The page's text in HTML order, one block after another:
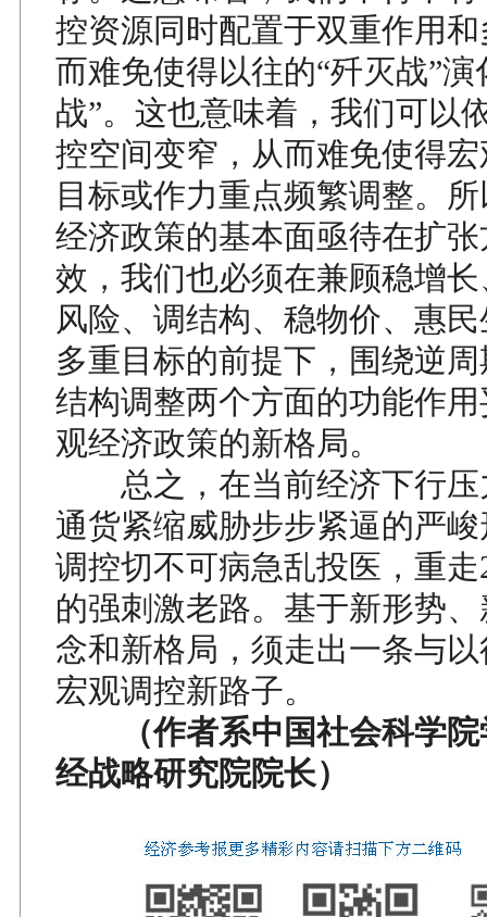
控资源同时配置于双重作用
而难免使得以往的“歼灭战”演
战”。这也意味着，我们可以
控空间变窄，从而难免使得
目标或作力重点频繁调整。
经济政策的基本面亟待在扩
效，我们也必须在兼顾稳增
风险、调结构、稳物价、惠
多重目标的前提下，围绕逆
结构调整两个方面的功能作
观经济政策的新格局。
总之，在当前经济下行压
通货紧缩威胁步步紧逼的严
调控切不可病急乱投医，重
的强刺激老路。基于新形势
念和新格局，须走出一条与
宏观调控新路子。
（作者系中国社会科学院
经战略研究院院长）